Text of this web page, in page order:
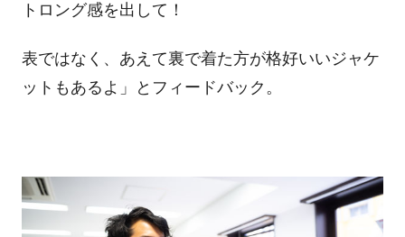
トロング感を出して！
表ではなく、あえて裏で着た方が格好いいジャケ
ットもあるよ」とフィードバック。